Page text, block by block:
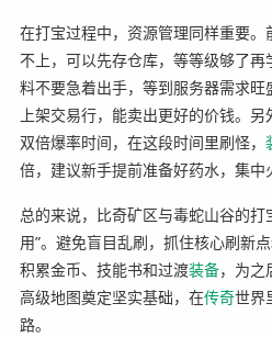
在打宝过程中，资源管理同样重要
不上，可以先存仓库，等等级够了
料不要急着出手，等到服务器需求
上架交易行，能卖出更好的价钱。
双倍爆率时间，在这段时间里刷怪，
倍，建议新手提前准备好药水，集中
总的来说，比奇矿区与毒蛇山谷的打
用”。避免盲目乱刷，抓住核心刷新
积累金币、技能书和过渡装备，为之
高级地图奠定坚实基础，在传奇世界
路。